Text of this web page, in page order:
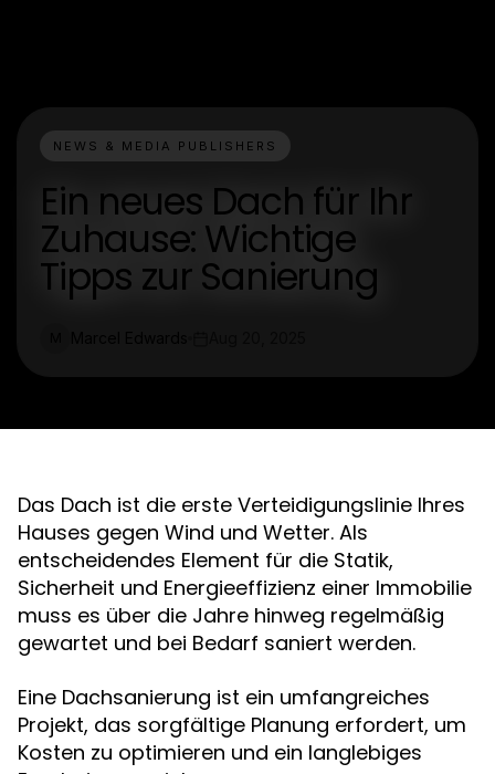
NEWS & MEDIA PUBLISHERS
Ein neues Dach für Ihr
Zuhause: Wichtige
Tipps zur Sanierung
Das Dach ist die erste Verteidigungslinie Ihres
Hauses gegen Wind und Wetter. Als
entscheidendes Element für die Statik,
Sicherheit und Energieeffizienz einer Immobilie
muss es über die Jahre hinweg regelmäßig
gewartet und bei Bedarf saniert werden.
Eine Dachsanierung ist ein umfangreiches
Projekt, das sorgfältige Planung erfordert, um
Kosten zu optimieren und ein langlebiges